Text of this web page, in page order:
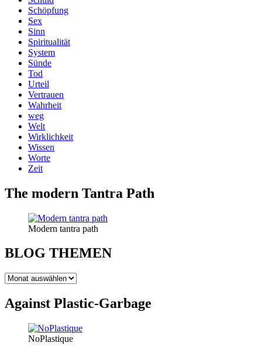
Schöpfung
Sex
Sinn
Spiritualität
System
Sünde
Tod
Urteil
Vertrauen
Wahrheit
weg
Welt
Wirklichkeit
Wissen
Worte
Zeit
The modern Tantra Path
Modern tantra path
BLOG THEMEN
BLOG
Against Plastic-Garbage
NoPlastique